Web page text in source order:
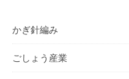
かぎ針編み
ごしょう産業